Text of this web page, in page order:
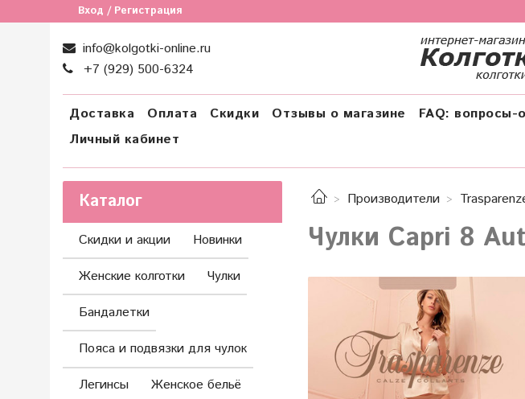
Вход / Регистрация
info@kolgotki-online.ru
+7 (929) 500-6324
Доставка Оплата Скидки Отзывы о магазине FAQ: вопросы-
Личный кабинет
Производители
Чулки Capri 8
Каталог
Скидки и акции
Новинки
Женские колготки
Чулки
Бандалетки
Пояса и подвязки для чулок
Легинсы
Женское бельё